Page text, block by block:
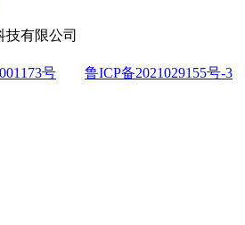
有限公司
号 鲁ICP备2021029155号-3